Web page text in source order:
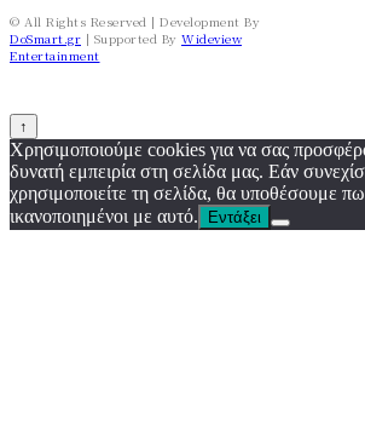
© All Rights Reserved | Development By
DoSmart.gr | Supported By Wideview
Entertainment
↑
Χρησιμοποιούμε cookies για να σας
δυνατή εμπειρία στη σελίδα μας. Εάν
χρησιμοποιείτε τη σελίδα, θα υποθέσουμε
ικανοποιημένοι με αυτό.
Εντάξει